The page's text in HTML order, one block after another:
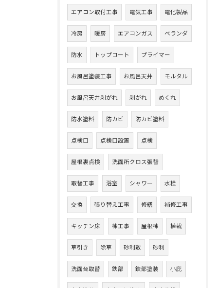
エアコン取付工事 電気工事 電化製品
冷房 暖房 エアコンガス ベランダ
防水 トップコート プライマー
お風呂塗装工事 お風呂天井 モルタル
お風呂天井剥がれ 剥がれ めくれ
防水塗料 防カビ 防カビ塗料
点検口 点検口設置 点検
屋根裏点検 洗面所クロス張替
取替工事 浴室 シャワー 水栓
交換 張り替え工事 修繕 補修工事
キッチン床 棟工事 屋根棟 植栽
草引き 除草 砂利敷 砂利
洗面台取替 鉄部 鉄部塗装 小庇